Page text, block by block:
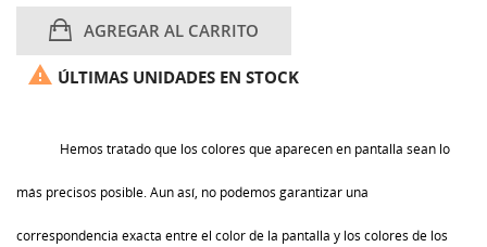
AGREGAR AL CARRITO
 ÚLTIMAS UNIDADES EN STOCK
Hemos tratado que los colores que aparecen en pantalla sean lo
más precisos posible. Aun así, no podemos garantizar una
correspondencia exacta entre el color de la pantalla y los colores de los